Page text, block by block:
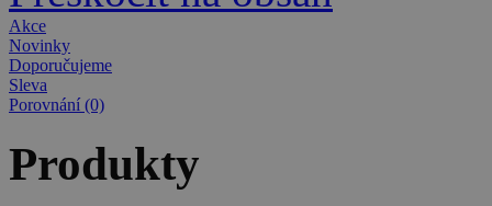
Akce
Novinky
Doporučujeme
Sleva
Porovnání (0)
Produkty